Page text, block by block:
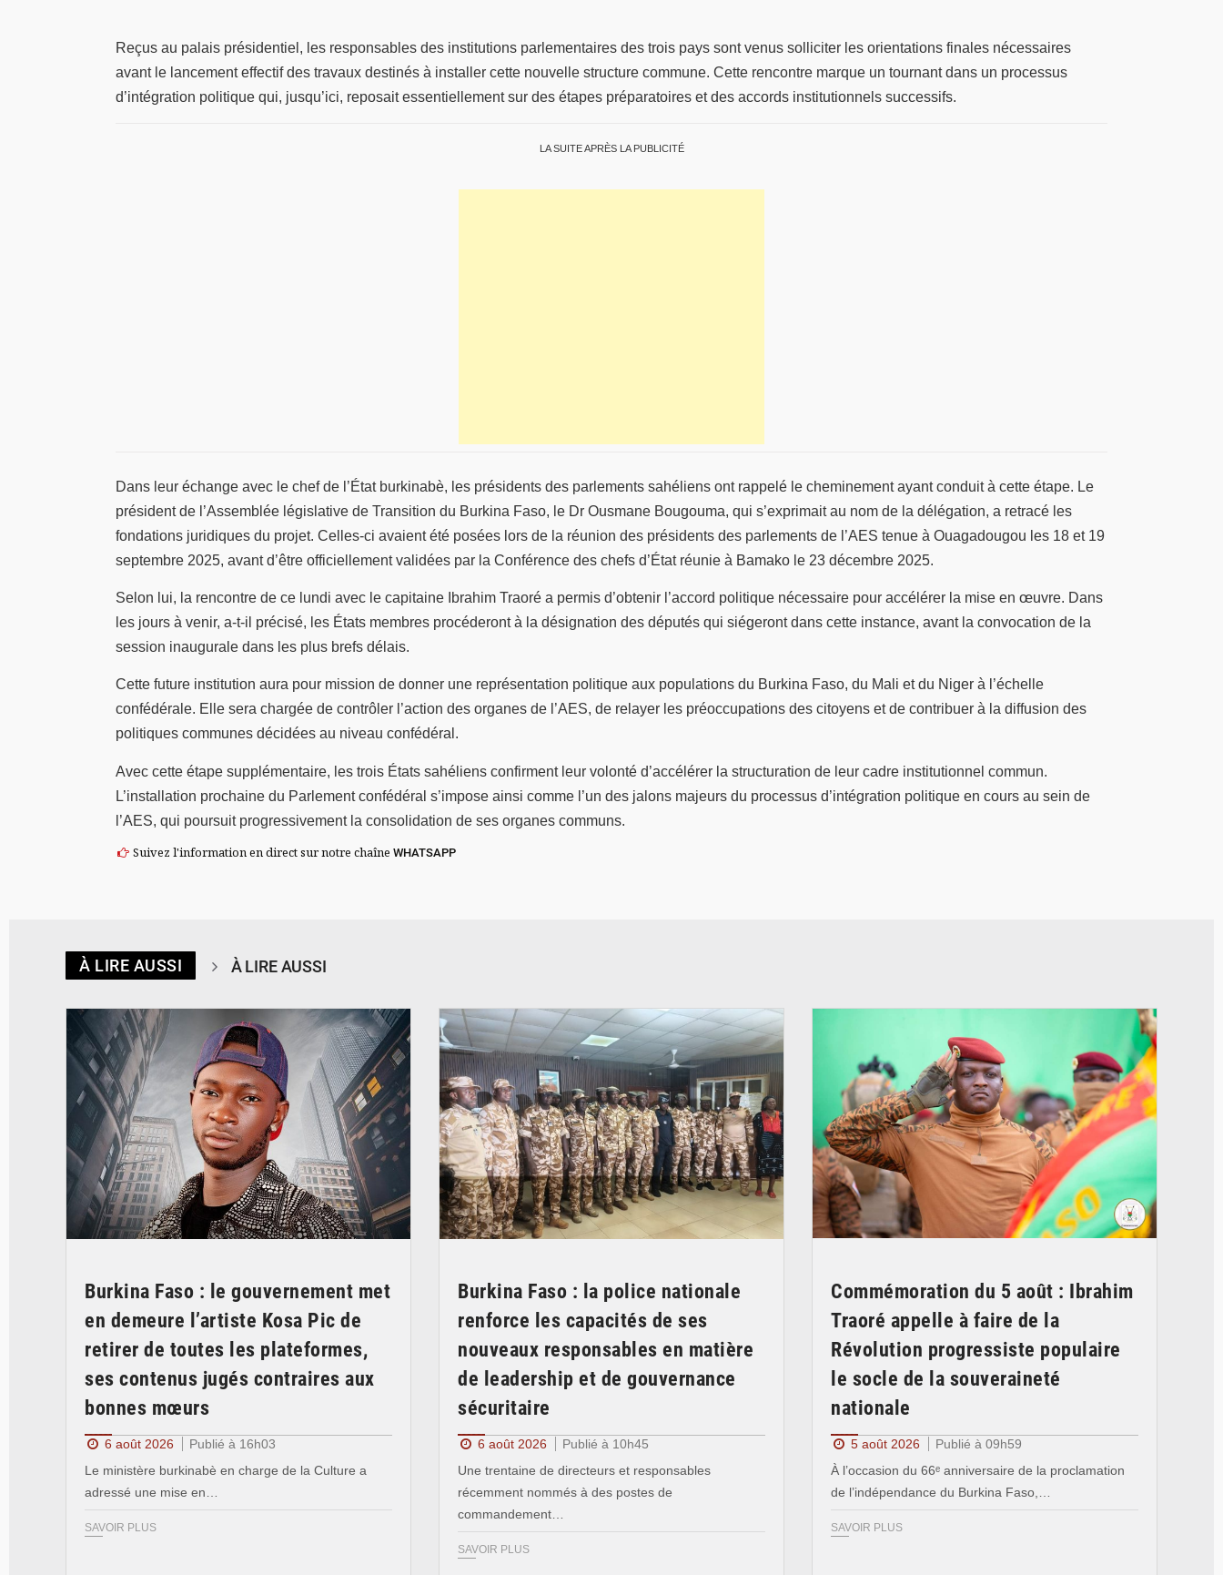
Reçus au palais présidentiel, les responsables des institutions parlementaires des trois pays sont venus solliciter les orientations finales nécessaires
avant le lancement effectif des travaux destinés à installer cette nouvelle structure commune. Cette rencontre marque un tournant dans un processus
d’intégration politique qui, jusqu’ici, reposait essentiellement sur des étapes préparatoires et des accords institutionnels successifs.
LA SUITE APRÈS LA PUBLICITÉ
Dans leur échange avec le chef de l’État burkinabè, les présidents des parlements sahéliens ont rappelé le cheminement ayant conduit à cette étape. Le
président de l’Assemblée législative de Transition du Burkina Faso, le Dr Ousmane Bougouma, qui s’exprimait au nom de la délégation, a retracé les
fondations juridiques du projet. Celles-ci avaient été posées lors de la réunion des présidents des parlements de l’AES tenue à Ouagadougou les 18 et 19
septembre 2025, avant d’être officiellement validées par la Conférence des chefs d’État réunie à Bamako le 23 décembre 2025.
Selon lui, la rencontre de ce lundi avec le capitaine Ibrahim Traoré a permis d’obtenir l’accord politique nécessaire pour accélérer la mise en œuvre. Dans
les jours à venir, a-t-il précisé, les États membres procéderont à la désignation des députés qui siégeront dans cette instance, avant la convocation de la
session inaugurale dans les plus brefs délais.
Cette future institution aura pour mission de donner une représentation politique aux populations du Burkina Faso, du Mali et du Niger à l’échelle
confédérale. Elle sera chargée de contrôler l’action des organes de l’AES, de relayer les préoccupations des citoyens et de contribuer à la diffusion des
politiques communes décidées au niveau confédéral.
Avec cette étape supplémentaire, les trois États sahéliens confirment leur volonté d’accélérer la structuration de leur cadre institutionnel commun.
L’installation prochaine du Parlement confédéral s’impose ainsi comme l’un des jalons majeurs du processus d’intégration politique en cours au sein de
l’AES, qui poursuit progressivement la consolidation de ses organes communs.
Suivez l'information en direct sur notre chaîneWHATSAPP
À LIRE AUSSI À LIRE AUSSI
Burkina Faso : le gouvernement met
en demeure l’artiste Kosa Pic de
retirer de toutes les plateformes,
ses contenus jugés contraires aux
bonnes mœurs
6 août 2026
Publié à 16h03
Le ministère burkinabè en charge de la Culture a
adressé une mise en…
SAVOIR PLUS
Burkina Faso : la police nationale
renforce les capacités de ses
nouveaux responsables en matière
de leadership et de gouvernance
sécuritaire
6 août 2026
Publié à 10h45
Une trentaine de directeurs et responsables
récemment nommés à des postes de
commandement…
SAVOIR PLUS
Commémoration du 5 août : Ibrahim
Traoré appelle à faire de la
Révolution progressiste populaire
le socle de la souveraineté
nationale
5 août 2026
Publié à 09h59
À l’occasion du 66ᵉ anniversaire de la proclamation
de l’indépendance du Burkina Faso,…
SAVOIR PLUS